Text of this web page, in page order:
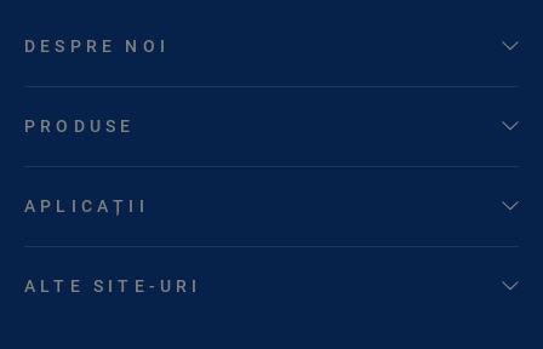
DESPRE NOI
PRODUSE
APLICAȚII
ALTE SITE-URI